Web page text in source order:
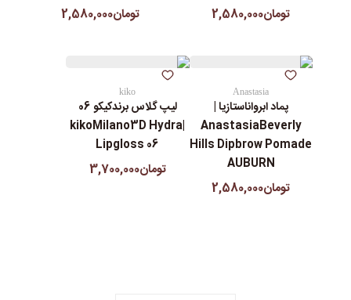
تومان2,580,000 تومان2,580,000
Anastasia
پماد ابرواناستازیا |
AnastasiaBeverly
Hills Dipbrow Pomade
AUBURN
تومان2,580,000
kiko
لیپ گلاس‌ برندکیکو 06
|kikoMilano3D Hydra
Lipgloss 06
تومان3,700,000